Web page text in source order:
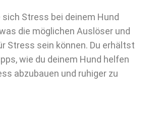
sich Stress bei deinem Hund
die möglichen Auslöser und
Stress sein können. Du erhältst
wie du deinem Hund helfen
abzubauen und ruhiger zu